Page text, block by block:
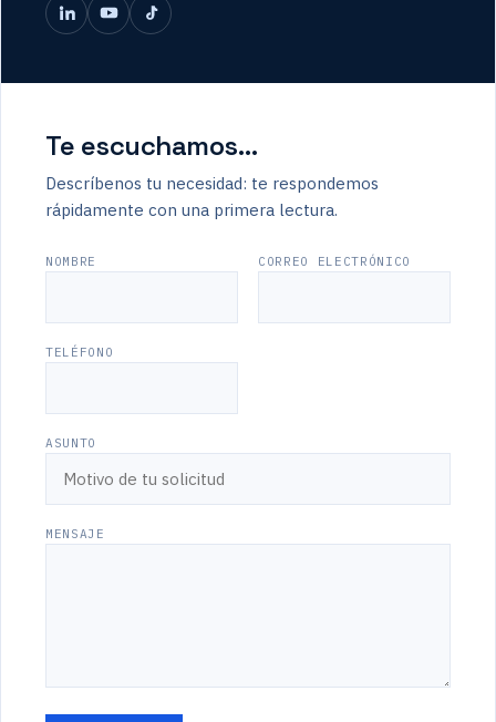
Te escuchamos…
Descríbenos tu necesidad: te respondemos
rápidamente con una primera lectura.
NOMBRE CORREO ELECTRÓNICO
TELÉFONO
ASUNTO
MENSAJE